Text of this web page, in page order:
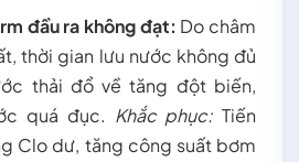
đầu ra không đạt: Do châm
thời gian lưu nước không đủ
thải đổ về tăng đột biến,
quá đục. Khắc phục: Tiến
Clo dư, tăng công suất bơm